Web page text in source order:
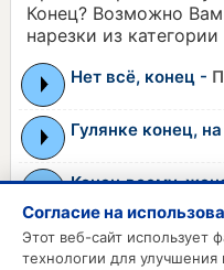
Конец? Возможно
нарезки из
Нет всё, конец -
Гулянке конец,
Конец всему,
Водка пиво под
Согласие на
Этот веб-сайт использует
технологии для